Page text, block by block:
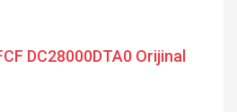
DC28000DTA0 Orijinal